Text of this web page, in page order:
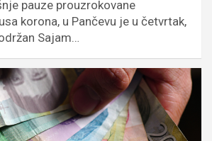
pauze prouzrokovane
korona, u Pančevu je u četvrtak,
Sajam…